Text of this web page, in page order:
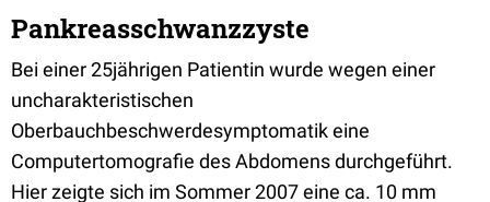
Pankreasschwanzzyste
Bei einer 25jährigen Patientin wurde wegen einer
uncharakteristischen
Oberbauchbeschwerdesymptomatik eine
Computertomografie des Abdomens durchgeführt.
Hier zeigte sich im Sommer 2007 eine ca. 10 mm